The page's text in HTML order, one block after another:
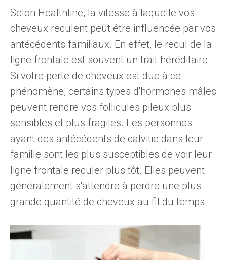
Selon Healthline, la vitesse à laquelle vos
cheveux reculent peut être influencée par vos
antécédents familiaux. En effet, le recul de la
ligne frontale est souvent un trait héréditaire.
Si votre perte de cheveux est due à ce
phénomène, certains types d'hormones mâles
peuvent rendre vos follicules pileux plus
sensibles et plus fragiles. Les personnes
ayant des antécédents de calvitie dans leur
famille sont les plus susceptibles de voir leur
ligne frontale reculer plus tôt. Elles peuvent
généralement s'attendre à perdre une plus
grande quantité de cheveux au fil du temps.